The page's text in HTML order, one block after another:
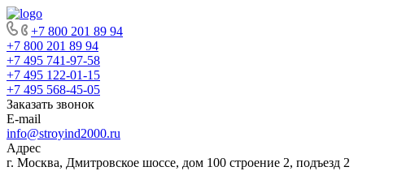
+7 800 201 89 94
+7 800 201 89 94
+7 495 741-97-58
+7 495 122-01-15
+7 495 568-45-05
Заказать звонок
E-mail
info@stroyind2000.ru
Адрес
г. Москва, Дмитровское шоссе, дом 100 строение 2, подъезд 2